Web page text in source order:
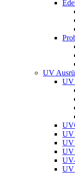
UV
UV
UV
UV
UV
UV